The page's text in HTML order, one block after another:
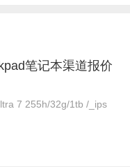
笔记本渠道报价
7 255h/32g/1tb /_ips